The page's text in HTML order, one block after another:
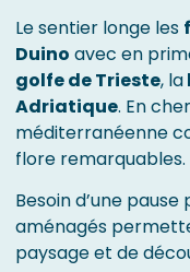
Le sentier longe les
Duino avec en
golfe de Trieste, la
Adriatique. En
méditerranéenne
flore remarquables.
Besoin d’une
aménagés
paysage et de